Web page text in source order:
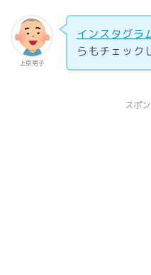
上京男子
インスタグラ
らもチェック
スポ